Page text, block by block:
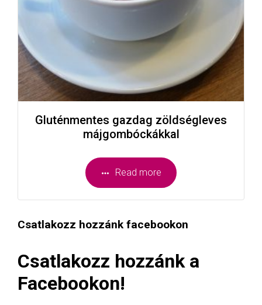
Gluténmentes gazdag zöldségleves
májgombóckákkal
Read more
Csatlakozz hozzánk facebookon
Csatlakozz hozzánk a
Facebookon!